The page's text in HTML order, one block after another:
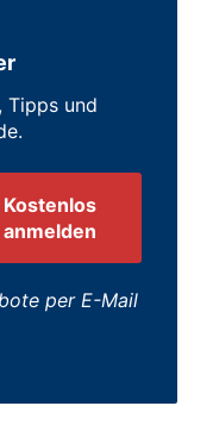
Tipps und
per E-Mail